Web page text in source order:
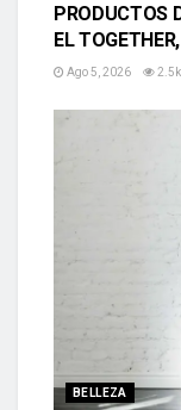
PRODUCTOS
EL
Ago 5, 2026 2.5k
BELLEZA